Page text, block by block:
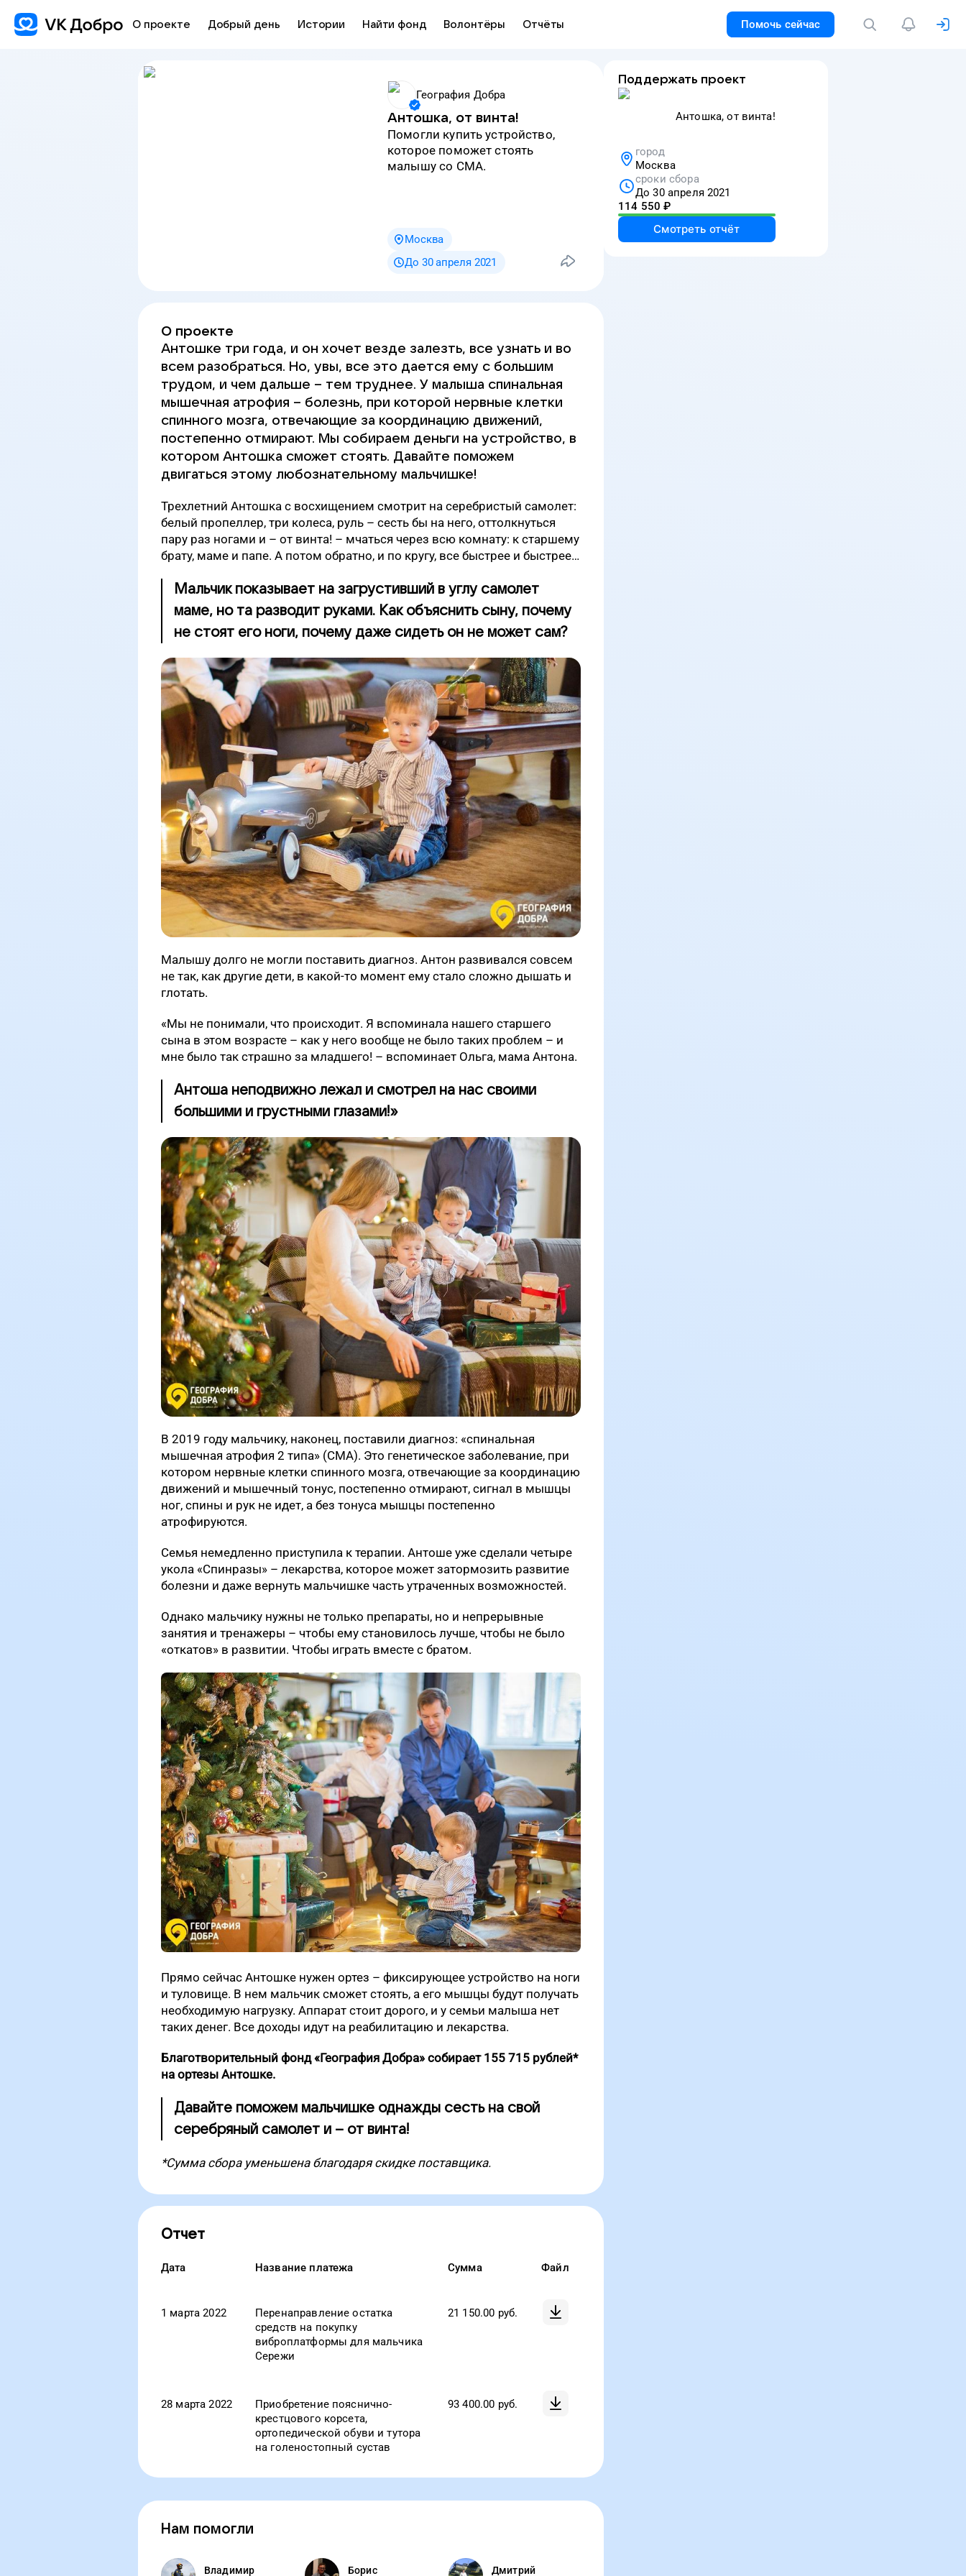
О проекте Добрый день Истории Найти фонд Волонтёры Отчёты Помочь сейчас
География Добра
Антошка, от винта!
Помогли купить устройство,
которое поможет стоять
малышу со СМА.
Москва
До 30 апреля 2021
О проекте
Антошке три года, и он хочет везде залезть, все узнать и во
всем разобраться. Но, увы, все это дается ему с большим
трудом, и чем дальше – тем труднее. У малыша спинальная
мышечная атрофия – болезнь, при которой нервные клетки
спинного мозга, отвечающие за координацию движений,
постепенно отмирают. Мы собираем деньги на устройство, в
котором Антошка сможет стоять. Давайте поможем
двигаться этому любознательному мальчишке!
Трехлетний Антошка с восхищением смотрит на серебристый самолет:
белый пропеллер, три колеса, руль – сесть бы на него, оттолкнуться
пару раз ногами и – от винта! – мчаться через всю комнату: к старшему
брату, маме и папе. А потом обратно, и по кругу, все быстрее и быстрее…
Мальчик показывает на загрустивший в углу самолет
маме, но та разводит руками. Как объяснить сыну, почему
не стоят его ноги, почему даже сидеть он не может сам?
Малышу долго не могли поставить диагноз. Антон развивался совсем
не так, как другие дети, в какой-то момент ему стало сложно дышать и
глотать.
«Мы не понимали, что происходит. Я вспоминала нашего старшего
сына в этом возрасте – как у него вообще не было таких проблем – и
мне было так страшно за младшего! – вспоминает Ольга, мама Антона.
Антоша неподвижно лежал и смотрел на нас своими
большими и грустными глазами!»
В 2019 году мальчику, наконец, поставили диагноз: «спинальная
мышечная атрофия 2 типа» (СМА). Это генетическое заболевание, при
котором нервные клетки спинного мозга, отвечающие за координацию
движений и мышечный тонус, постепенно отмирают, сигнал в мышцы
ног, спины и рук не идет, а без тонуса мышцы постепенно
атрофируются.
Семья немедленно приступила к терапии. Антоше уже сделали четыре
укола «Спинразы» – лекарства, которое может затормозить развитие
болезни и даже вернуть мальчишке часть утраченных возможностей.
Однако мальчику нужны не только препараты, но и непрерывные
занятия и тренажеры – чтобы ему становилось лучше, чтобы не было
«откатов» в развитии. Чтобы играть вместе с братом.
Прямо сейчас Антошке нужен ортез – фиксирующее устройство на ноги
и туловище. В нем мальчик сможет стоять, а его мышцы будут получать
необходимую нагрузку. Аппарат стоит дорого, и у семьи малыша нет
таких денег. Все доходы идут на реабилитацию и лекарства.
Благотворительный фонд «География Добра» собирает 155 715 рублей*
на ортезы Антошке.
Давайте поможем мальчишке однажды сесть на свой
серебряный самолет и – от винта!
*Сумма сбора уменьшена благодаря скидке поставщика.
Отчет
Дата Название платежа Сумма Файл
1 марта 2022
Перенаправление остатка
средств на покупку
виброплатформы для мальчика
Сережи
21 150.00 руб.
28 марта 2022
Приобретение пояснично-
крестцового корсета,
ортопедической обуви и тутора
на голеностопный сустав
93 400.00 руб.
Нам помогли
Владимир Борис Дмитрий
Поддержать проект
Антошка, от винта!
город
Москва
сроки сбора
До 30 апреля 2021
114 550 ₽
Смотреть отчёт